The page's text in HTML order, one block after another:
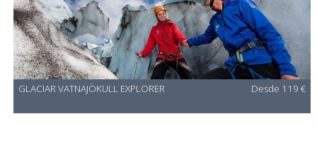
GLACIAR VATNAJÖKULL EXPLORER Desde 119 €